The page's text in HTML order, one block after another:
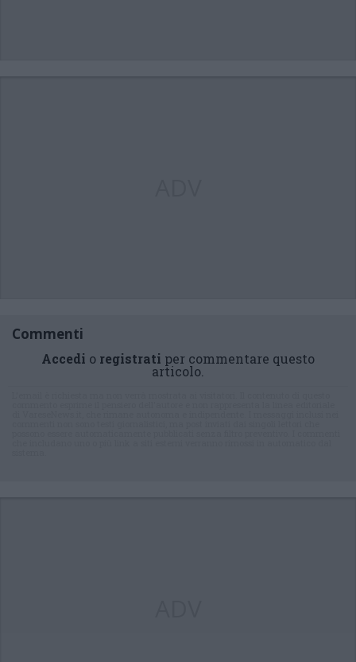
Commenti
Accedi o registrati per commentare questo
articolo.